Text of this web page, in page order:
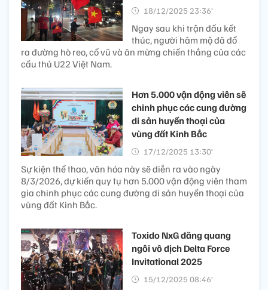
18/12/2025 23:36’
Ngay sau khi trận đấu kết
thúc, người hâm mộ đã đổ
ra đường hò reo, cổ vũ và ăn mừng chiến thắng của các
cầu thủ U22 Việt Nam.
Hơn 5.000 vận động viên sẽ
chinh phục các cung đường
di sản huyền thoại của
vùng đất Kinh Bắc
17/12/2025 13:30’
Sự kiện thể thao, văn hóa này sẽ diễn ra vào ngày
8/3/2026, dự kiến quy tụ hơn 5.000 vận động viên tham
gia chinh phục các cung đường di sản huyền thoại của
vùng đất Kinh Bắc.
Toxido NxG đăng quang
ngôi vô địch Delta Force
Invitational 2025
15/12/2025 08:46’